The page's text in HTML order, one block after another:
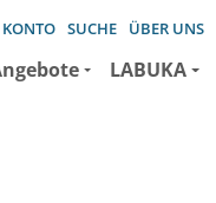
SUCHE ÜBER UNS
LABUKA